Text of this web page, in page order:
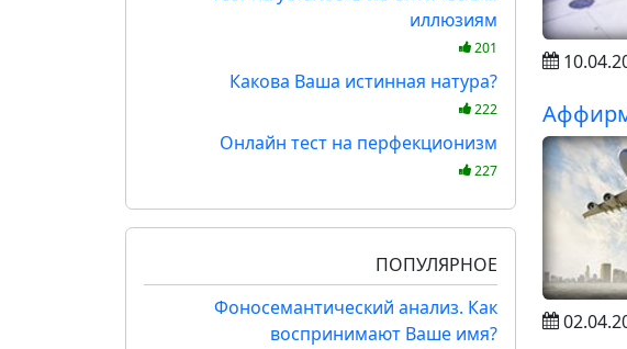
иллюзиям
201
Какова Ваша истинная натура?
222
Онлайн тест на перфекционизм
227
ПОПУЛЯРНОЕ
Фоносемантический анализ. Как
воспринимают Ваше имя?